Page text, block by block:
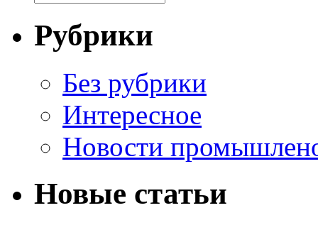
Рубрики
Без рубрики
Интересное
Новости
Новые статьи